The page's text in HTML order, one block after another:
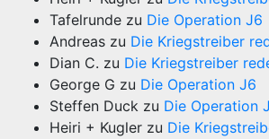
Tafelrunde zu Die Operation J6
Andreas zu Die Kriegstreiber
Dian C. zu Die Kriegstreiber
George G zu Die Operation J6
Steffen Duck zu Die Operation
Heiri + Kugler zu Die